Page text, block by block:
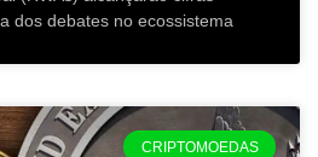
dos debates no ecossistema
CRIPTOMOEDAS